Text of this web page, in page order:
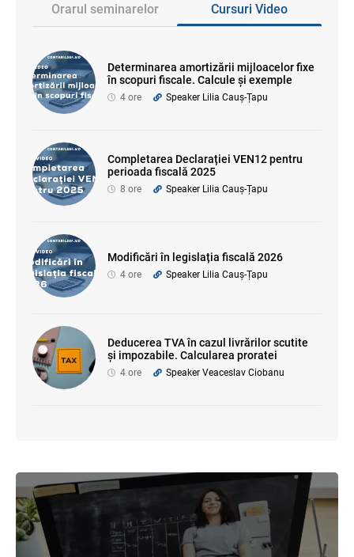
Orarul seminarelor Cursuri Video
Determinarea amortizării mijloacelor fixe
în scopuri fiscale. Calcule și exemple
4 ore Speaker Lilia Cauș-Țapu
Completarea Declarației VEN12 pentru
perioada fiscală 2025
8 ore Speaker Lilia Cauș-Țapu
Modificări în legislația fiscală 2026
4 ore Speaker Lilia Cauș-Țapu
Deducerea TVA în cazul livrărilor scutite
și impozabile. Calcularea proratei
4 ore Speaker Veaceslav Ciobanu